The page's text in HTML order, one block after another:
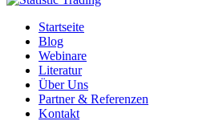
Startseite
Blog
Webinare
Literatur
Über Uns
Partner & Referenzen
Kontakt